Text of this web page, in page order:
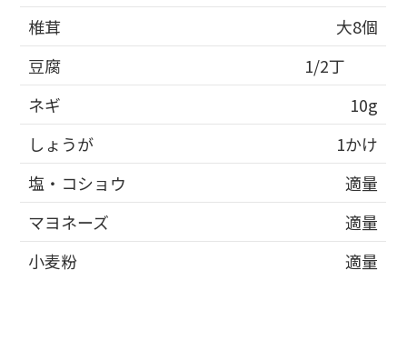
椎茸
大8個
豆腐
1/2丁
ネギ
10g
しょうが
1かけ
塩・コショウ
適量
マヨネーズ
適量
小麦粉
適量